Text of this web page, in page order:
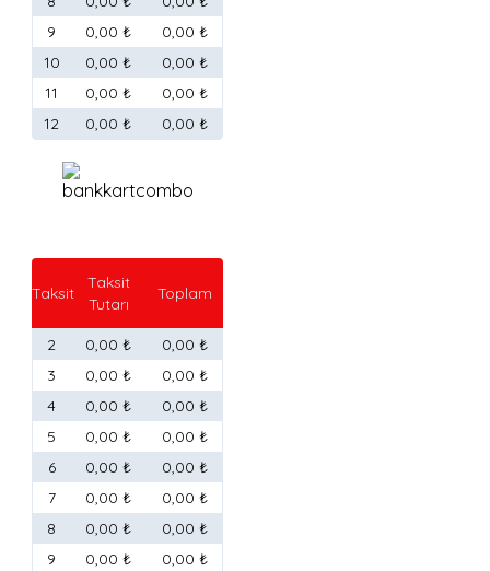
9
0,00 ₺
0,00 ₺
10
0,00 ₺
0,00 ₺
11
0,00 ₺
0,00 ₺
12
0,00 ₺ 0,00 ₺
Taksit
Taksit
Tutarı
Toplam
2 0,00 ₺
0,00 ₺
3
0,00 ₺
0,00 ₺
4
0,00 ₺
0,00 ₺
5
0,00 ₺
0,00 ₺
6
0,00 ₺
0,00 ₺
7
0,00 ₺
0,00 ₺
8
0,00 ₺
0,00 ₺
9
0,00 ₺
0,00 ₺